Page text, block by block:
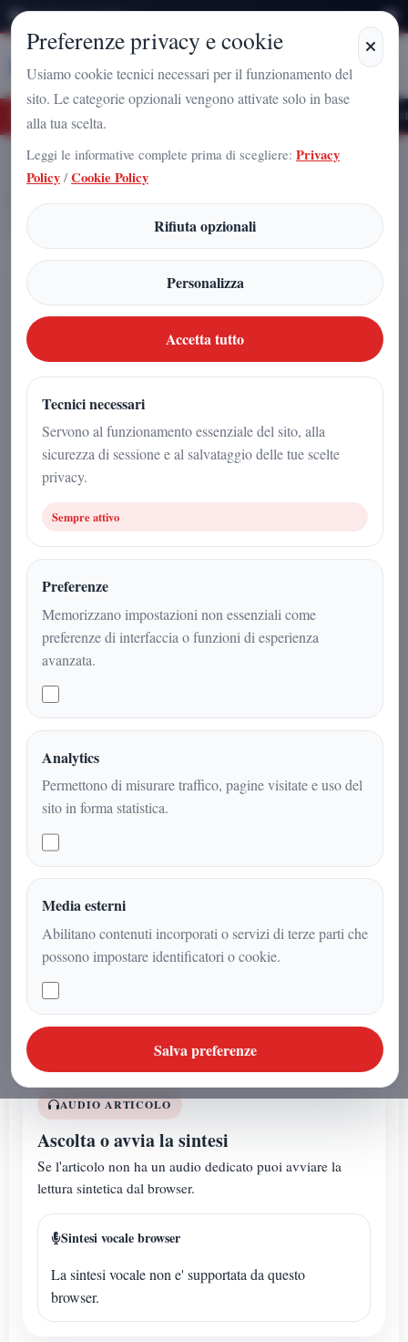
Giovedì 6 Agosto 2026
StampaCampania
Nazionale a Caserta: l'uomo che sta costruendo il radicamento del
Home
Articoli
ARNALDO GADOLA ENTRA NELLA STORIA: DALLA
QUINDICESIMA LAUREA AD UN SUO LIBRO NELLA
BIBLIOGRAFIA DELL'ULTIMA TESI
ARNALDO GADOLA ENTRA
NELLA STORIA: DALLA
QUINDICESIMA LAUREA AD UN
SUO LIBRO NELLA
BIBLIOGRAFIA DELL'ULTIMA
TESI
19 giugno 2026
3min | Attualità
Nella bibliografia della sua tesi
compare un libro scritto dallo stesso
autore della tesi. Dalla scrittura di un
libro alla citazione nella propria tesi
universitaria: un percorso
straordinario che unisce conoscenza,
esperienza e determinazione
AUDIO ARTICOLO
Ascolta o avvia la sintesi
Se l'articolo non ha un audio dedicato puoi avviare la
lettura sintetica dal browser.
Sintesi vocale browser
La sintesi vocale non e' supportata da questo
browser.
Preferenze privacy e cookie
Usiamo cookie tecnici necessari per il funzionamento del
sito. Le categorie opzionali vengono attivate solo in base
alla tua scelta.
Leggi le informative complete prima di scegliere: Privacy
Policy / Cookie Policy
Rifiuta opzionali
Personalizza
Accetta tutto
Tecnici necessari
Servono al funzionamento essenziale del sito, alla
sicurezza di sessione e al salvataggio delle tue scelte
privacy.
Sempre attivo
Preferenze
Memorizzano impostazioni non essenziali come
preferenze di interfaccia o funzioni di esperienza
avanzata.
Analytics
Permettono di misurare traffico, pagine visitate e uso del
sito in forma statistica.
Media esterni
Abilitano contenuti incorporati o servizi di terze parti che
possono impostare identificatori o cookie.
Salva preferenze